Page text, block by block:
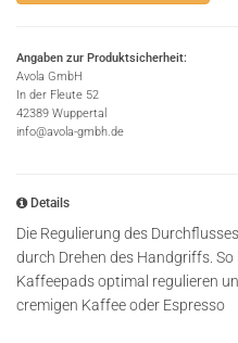
Angaben zur Produktsicherheit:
Avola GmbH
In der Fleute 52
42389 Wuppertal
info@avola-gmbh.de
Details
Die Regulierung des
durch Drehen des Handgriffs.
Kaffeepads optimal regulieren
cremigen Kaffee oder Espresso